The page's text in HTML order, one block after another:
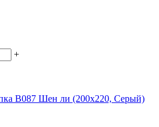
+
В087 Шен ли (200х220, Серый)